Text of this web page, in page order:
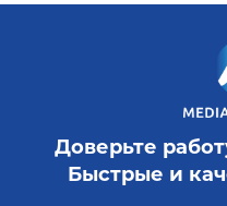
Доверьте
Быстрые и